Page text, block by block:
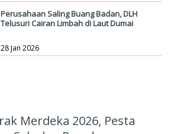
Perusahaan Saling Buang Badan, DLH
Telusuri Cairan Limbah di Laut Dumai
28 Jan 2026